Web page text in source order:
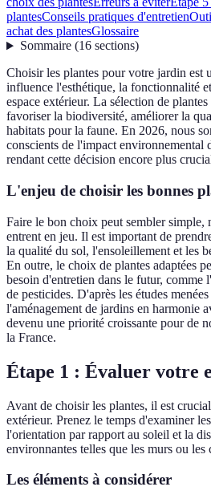
plantesConseils pratiques d'entretien
achat des plantesGlossaire
Sommaire(16 sections)
Choisir les plantes pour votre jardin est
influence l'esthétique, la fonctionnalité
espace extérieur. La sélection de
favoriser la biodiversité, améliorer la
habitats pour la faune. En 2026, nous
conscients de l'impact environnemental
rendant cette décision encore plus
L'enjeu de choisir les bonnes
Faire le bon choix peut sembler simple,
entrent en jeu. Il est important de
la qualité du sol, l'ensoleillement et les
En outre, le choix de plantes adaptées
besoin d'entretien dans le futur, comme
de pesticides. D'après les études
l'aménagement de jardins en harmonie
devenu une priorité croissante pour de
la France.
Étape 1 : Évaluer votre
Avant de choisir les plantes, il est
extérieur. Prenez le temps d'examiner
l'orientation par rapport au soleil et la
environnantes telles que les murs ou les
Les éléments à considérer